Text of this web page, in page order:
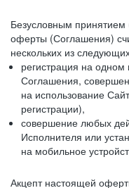
Безусловным
оферты (Соглашения)
нескольких из
регистрация на
Соглашения,
на использование
регистрации),
совершение любых
Исполнителя или
на мобильное
Акцепт настоящей